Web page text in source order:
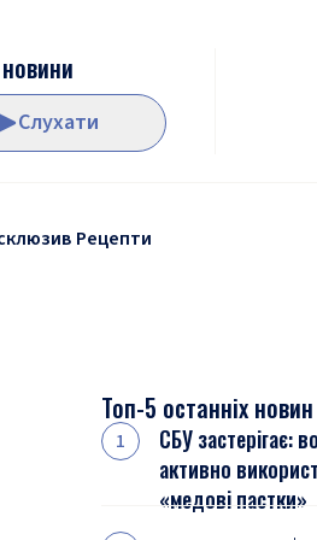
Слухати
Рецепти
Топ-5 останніх новин
СБУ застерігає:
активно
«медові пастки»